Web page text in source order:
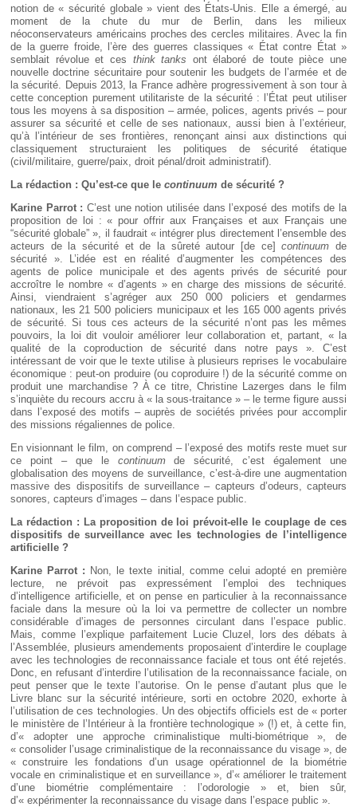
notion de « sécurité globale » vient des États-Unis. Elle a émergé, au
moment de la chute du mur de Berlin, dans les milieux
néoconservateurs américains proches des cercles militaires. Avec la fin
de la guerre froide, l’ère des guerres classiques « État contre État »
semblait révolue et ces think tanks ont élaboré de toute pièce une
nouvelle doctrine sécuritaire pour soutenir les budgets de l’armée et de
la sécurité. Depuis 2013, la France adhère progressivement à son tour à
cette conception purement utilitariste de la sécurité : l’État peut utiliser
tous les moyens à sa disposition – armée, polices, agents privés – pour
assurer sa sécurité et celle de ses nationaux, aussi bien à l’extérieur,
qu’à l’intérieur de ses frontières, renonçant ainsi aux distinctions qui
classiquement structuraient les politiques de sécurité étatique
(civil/militaire, guerre/paix, droit pénal/droit administratif).
La rédaction : Qu’est-ce que le continuum de sécurité ?
Karine Parrot : C’est une notion utilisée dans l’exposé des motifs de la
proposition de loi : « pour offrir aux Françaises et aux Français une
“sécurité globale” », il faudrait « intégrer plus directement l’ensemble des
acteurs de la sécurité et de la sûreté autour [de ce]continuumde
sécurité ». L’idée est en réalité d’augmenter les compétences des
agents de police municipale et des agents privés de sécurité pour
accroître le nombre « d’agents » en charge des missions de sécurité.
Ainsi, viendraient s’agréger aux 250 000 policiers et gendarmes
nationaux, les 21 500 policiers municipaux et les 165 000 agents privés
de sécurité. Si tous ces acteurs de la sécurité n’ont pas les mêmes
pouvoirs, la loi dit vouloir améliorer leur collaboration et, partant, « la
qualité de la coproduction de sécurité dans notre pays ». C’est
intéressant de voir que le texte utilise à plusieurs reprises le vocabulaire
économique : peut-on produire (ou coproduire !) de la sécurité comme on
produit une marchandise ? À ce titre, Christine Lazerges dans le film
s’inquiète du recours accru à « la sous-traitance » – le terme figure aussi
dans l’exposé des motifs – auprès de sociétés privées pour accomplir
des missions régaliennes de police.
En visionnant le film, on comprend – l’exposé des motifs reste muet sur
ce point – que le continuumde sécurité, c’est également une
globalisation des moyens de surveillance, c’est-à-dire une augmentation
massive des dispositifs de surveillance – capteurs d’odeurs, capteurs
sonores, capteurs d’images – dans l’espace public.
La rédaction : La proposition de loi prévoit-elle le couplage de ces
dispositifs de surveillance avec les technologies de l’intelligence
artificielle ?
Karine Parrot : Non, le texte initial, comme celui adopté en première
lecture, ne prévoit pas expressément l’emploi des techniques
d’intelligence artificielle, et on pense en particulier à la reconnaissance
faciale dans la mesure où la loi va permettre de collecter un nombre
considérable d’images de personnes circulant dans l’espace public.
Mais, comme l’explique parfaitement Lucie Cluzel, lors des débats à
l’Assemblée, plusieurs amendements proposaient d’interdire le couplage
avec les technologies de reconnaissance faciale et tous ont été rejetés.
Donc, en refusant d’interdire l’utilisation de la reconnaissance faciale, on
peut penser que le texte l’autorise. On le pense d’autant plus que le
Livre blanc sur la sécurité intérieure, sorti en octobre 2020, exhorte à
l’utilisation de ces technologies. Un des objectifs officiels est de « porter
le ministère de l’Intérieur à la frontière technologique » (!) et, à cette fin,
d’« adopter une approche criminalistique multi-biométrique », de
« consolider l’usage criminalistique de la reconnaissance du visage », de
« construire les fondations d’un usage opérationnel de la biométrie
vocale en criminalistique et en surveillance », d’« améliorer le traitement
d’une biométrie complémentaire : l’odorologie » et, bien sûr,
d’« expérimenter la reconnaissance du visage dans l’espace public ».